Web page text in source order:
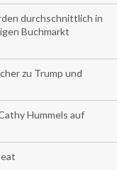
durchschnittlich in
Buchmarkt
zu Trump und
Hummels auf